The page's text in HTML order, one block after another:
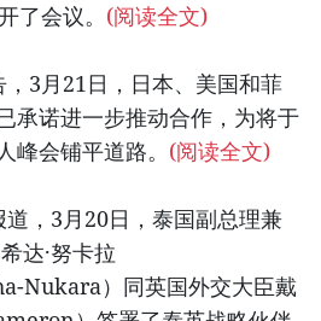
了会议。 (阅读全文)
3月21日，日本、美国和菲
承诺进一步推动合作，为将于
峰会铺平道路。 (阅读全文)
，3月20日，泰国副总理兼
达·努卡拉
Nukara）同英国外交大臣戴